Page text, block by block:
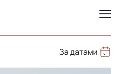
За датами